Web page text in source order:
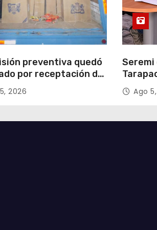
preventiva quedó
por receptación de
avaluados en
millones*
2026
Seremi
Ago